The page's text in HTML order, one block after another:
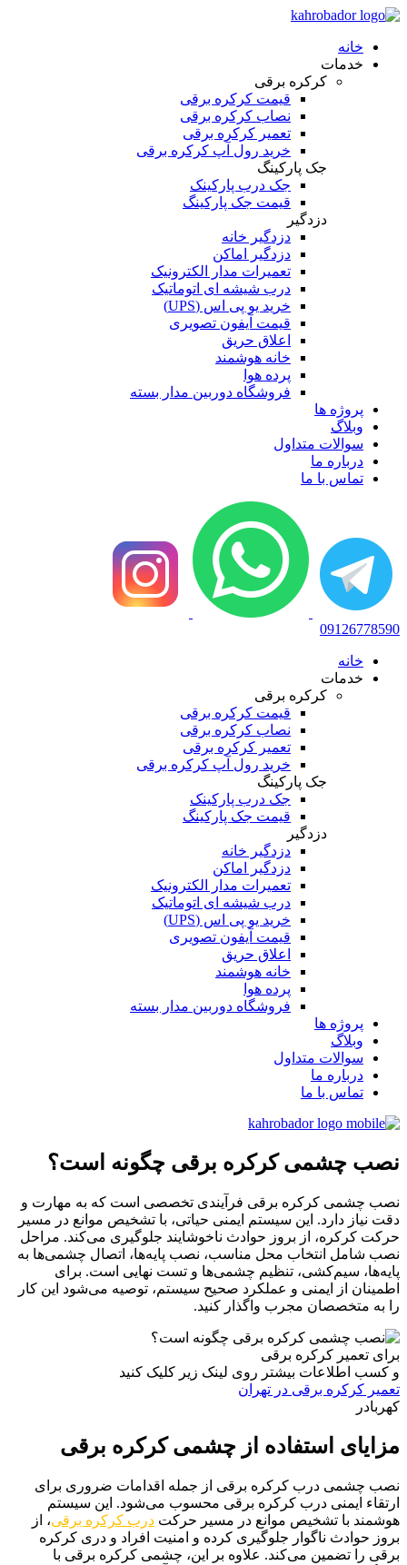
خانه
خدمات
کرکره برقی
قیمت کرکره برقی
نصاب کرکره برقی
تعمیر کرکره برقی
خرید رول آپ کرکره برقی
جک پارکینگ
جک درب پارکینک
قیمت جک پارکینگ
دزدگیر
دزدگیر خانه
دزدگیر اماکن
تعمیرات مدار الکترونیک
درب شیشه ای اتوماتیک
خرید یو پی اس (UPS)
قیمت آیفون تصویری
اعلاق حریق
خانه هوشمند
پرده هوا
فروشگاه دوربین مدار بسته
پروژه ها
وبلاگ
سوالات متداول
درباره ما
تماس با ما
09126778590
خانه
خدمات
کرکره برقی
قیمت کرکره برقی
نصاب کرکره برقی
تعمیر کرکره برقی
خرید رول آپ کرکره برقی
جک پارکینگ
جک درب پارکینک
قیمت جک پارکینگ
دزدگیر
دزدگیر خانه
دزدگیر اماکن
تعمیرات مدار الکترونیک
درب شیشه ای اتوماتیک
خرید یو پی اس (UPS)
قیمت آیفون تصویری
اعلاق حریق
خانه هوشمند
پرده هوا
فروشگاه دوربین مدار بسته
پروژه ها
وبلاگ
سوالات متداول
درباره ما
تماس با ما
نصب چشمی کرکره برقی چگونه است؟
نصب چشمی کرکره برقی فرآیندی تخصصی است که به مهارت و
دقت نیاز دارد. این سیستم ایمنی حیاتی، با تشخیص موانع در مسیر
حرکت کرکره، از بروز حوادث ناخوشایند جلوگیری می‌کند. مراحل
نصب شامل انتخاب محل مناسب، نصب پایه‌ها، اتصال چشمی‌ها به
پایه‌ها، سیم‌کشی، تنظیم چشمی‌ها و تست نهایی است. برای
اطمینان از ایمنی و عملکرد صحیح سیستم، توصیه می‌شود این کار
را به متخصصان مجرب واگذار کنید.
برای تعمیر کرکره برقی
و کسب اطلاعات بیشتر روی لینک زیر کلیک کنید
تعمیر کرکره برقی در تهران
کهربادر
مزایای استفاده از چشمی کرکره برقی
نصب چشمی درب کرکره برقی از جمله اقدامات ضروری برای
ارتقاء ایمنی درب کرکره برقی محسوب می‌شود. این سیستم
هوشمند با تشخیص موانع در مسیر حرکت درب کرکره برقی، از
بروز حوادث ناگوار جلوگیری کرده و امنیت افراد و دری کرکره
برقی را تضمین می‌کند. علاوه بر این، چشمی کرکره برقی با